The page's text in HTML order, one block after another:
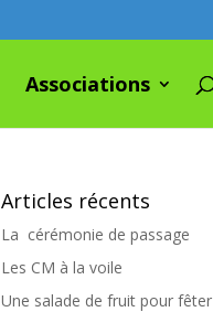
Associations
Articles récents
La cérémonie de passage
Les CM à la voile
Une salade de fruit pour fêter